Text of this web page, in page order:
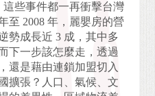
這些事件都一再衝擊台灣
至 2008 年，麗嬰房的營
勢成長近 3 成，其中多
下一步該怎麼走，透過
還是藉由連鎖加盟切入
擴張？人口、氣候、文